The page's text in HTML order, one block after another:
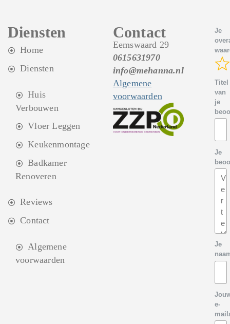
Diensten
Home
Diensten
Huis
Verbouwen
Vloer Leggen
Keukenmontage
Badkamer
Renoveren
Reviews
Contact
Algemene
voorwaarden
Contact
Eemswaard 29
0615631970
info@mehanna.nl
Algemene
voorwaarden
Je
Titel
van
je
Je
Je
e-